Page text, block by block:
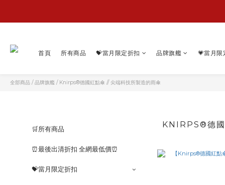
首頁 所有商品 💝當月限定折扣 品牌旗艦 💗當月限
全部商品 /品牌旗艦 / Knirps®德國紅點傘 // 尖端科技所製造的雨傘
🛒所有商品
⏰最後出清折扣 全網最低價⏰
💝當月限定折扣
KNIRPS®德國